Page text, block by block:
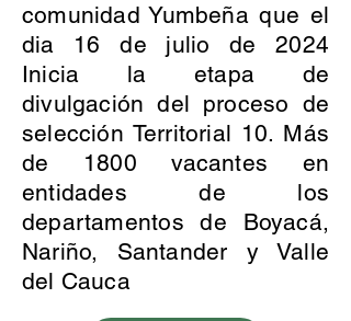
comunidad Yumbeña que el
dia 16 de julio de 2024
Inicia la etapa de
divulgación del proceso de
selección Territorial 10. Más
de 1800 vacantes en
entidades de los
departamentos de Boyacá,
Nariño, Santander y Valle
del Cauca